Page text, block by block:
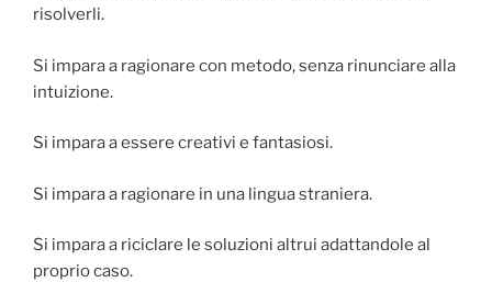
risolverli.
Si impara a ragionare con metodo, senza rinunciare alla
intuizione.
Si impara a essere creativi e fantasiosi.
Si impara a ragionare in una lingua straniera.
Si impara a riciclare le soluzioni altrui adattandole al
proprio caso.